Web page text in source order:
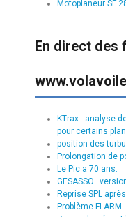
Motoplaneur SF
En direct des
KTrax : analyse
pour certains
position des
Prolongation de
Le Pic a 70 ans.
Reprise SPL
Problème FLARM